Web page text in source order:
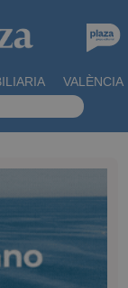
VALÈNCIA